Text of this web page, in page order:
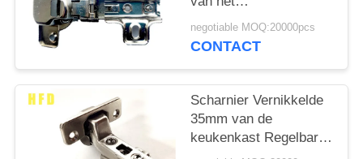
Bekledingskabinet
11.5mm Diepte
negotiable MOQ:20000pcs
CONTACT
Scharnier Vernikkelde
35mm van de
keukenkast Regelbare
Houten Deur